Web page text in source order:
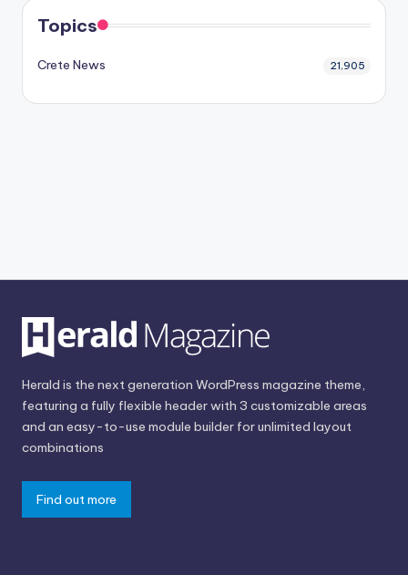
Topics
Crete News 21,905
Herald is the next generation WordPress magazine theme,
featuring a fully flexible header with 3 customizable areas
and an easy-to-use module builder for unlimited layout
combinations
Find out more